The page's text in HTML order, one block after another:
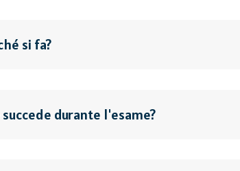
si fa?
succede durante l'esame?